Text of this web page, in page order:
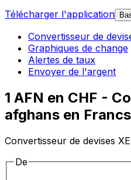
Télécharger l'application
Convertisseur de
Graphiques de change
Alertes de taux
Envoyer de l'argent
1 AFN en CHF -
afghans en
Convertisseur de devises XE
De